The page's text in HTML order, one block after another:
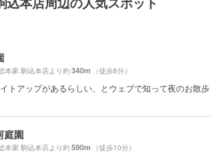
本家 駒込本店より約340m （徒歩6分）
トアップがあるらしい、とウェブで知って夜のお散歩
庭園
本家 駒込本店より約590m （徒歩10分）